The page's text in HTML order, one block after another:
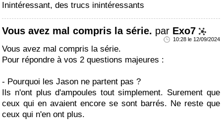
Inintéressant, des trucs inintéressants
Vous avez mal compris la série. par Exo7
10:28 le 12/09/2024
Vous avez mal compris la série.
Pour répondre à vos 2 questions majeures :
- Pourquoi les Jason ne partent pas ?
Ils n'ont plus d'ampoules tout simplement. Surement que
ceux qui en avaient encore se sont barrés. Ne reste que
ceux qui n'en ont plus.